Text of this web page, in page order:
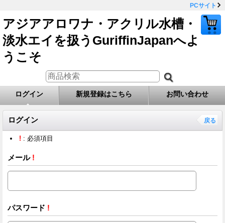
PCサイト
アジアアロワナ・アクリル水槽・
淡水エイを扱うGuriffinJapanへよ
うこそ
ログイン 新規登録はこちら お問い合わせ
ログイン 戻る
! : 必須項目
メール !
パスワード !